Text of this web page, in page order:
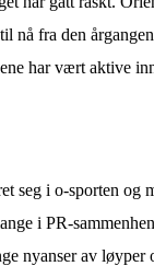
nå fra den
har vært aktive
seg i o-sporten
i PR-
nyanser av løyper